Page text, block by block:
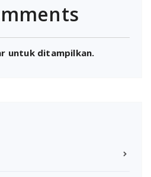
untuk ditampilkan.